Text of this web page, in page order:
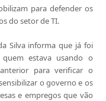
para defender os
do setor de TI.
Silva informa que já foi
estava usando o
para verificar o
o governo e os
e empregos que vão